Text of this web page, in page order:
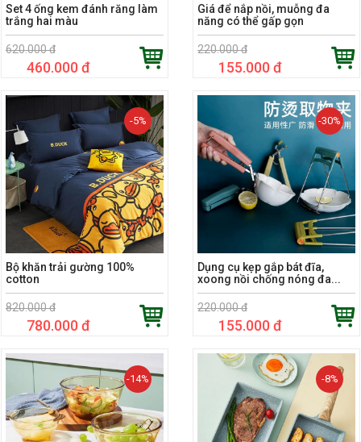
Set 4 ống kem đánh răng làm
trắng hai màu
620.000 đ
460.000 đ
Giá để nắp nồi, muỗng đa
năng có thể gấp gọn
220.000 đ
155.000 đ
-5%
Bộ khăn trải gường 100%
cotton
820.000 đ
780.000 đ
-30%
Dụng cụ kẹp gắp bát đĩa,
xoong nồi chống nóng đa...
220.000 đ
155.000 đ
-14% -8%